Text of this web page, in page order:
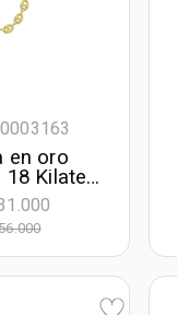
en oro
Kilates,
50
6 mm.